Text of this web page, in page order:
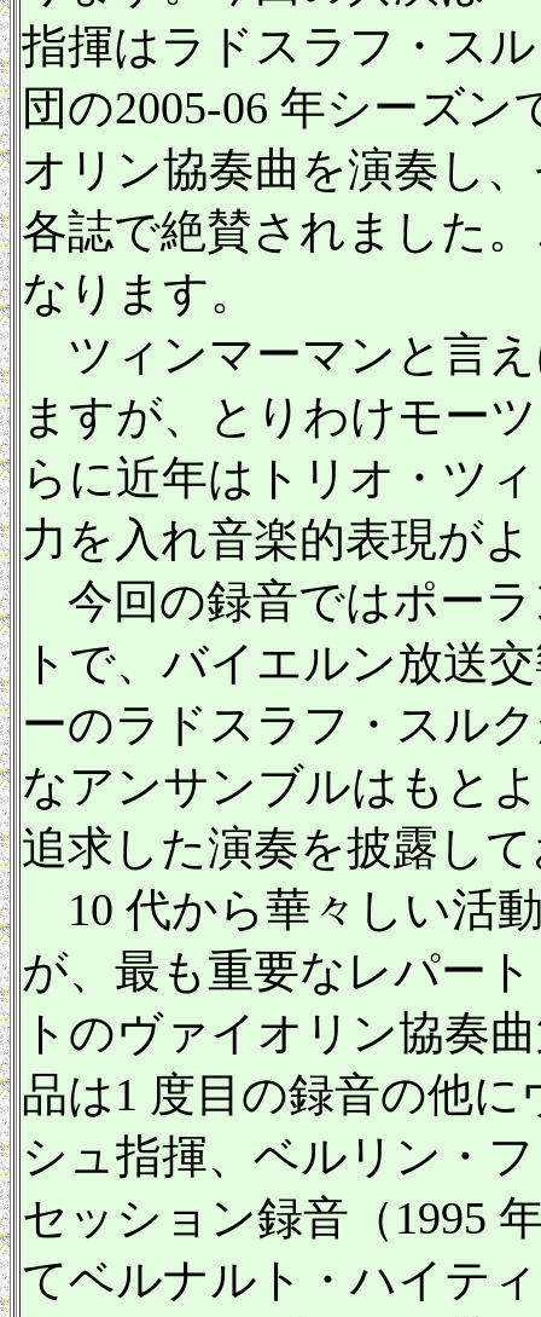
指揮はラドスラフ・ス
団の2005-06 年シーズ
オリン協奏曲を演奏し
各誌で絶賛されました
なります。
ツィンマーマンと言
ますが、とりわけモー
らに近年はトリオ・ツ
力を入れ音楽的表現が
今回の録音ではポー
トで、バイエルン放送
ーのラドスラフ・スル
なアンサンブルはもと
追求した演奏を披露し
10 代から華々しい活
が、最も重要なレパー
トのヴァイオリン協奏
品は1 度目の録音の他
シュ指揮、ベルリン・
セッション録音（1995
てベルナルト・ハイテ